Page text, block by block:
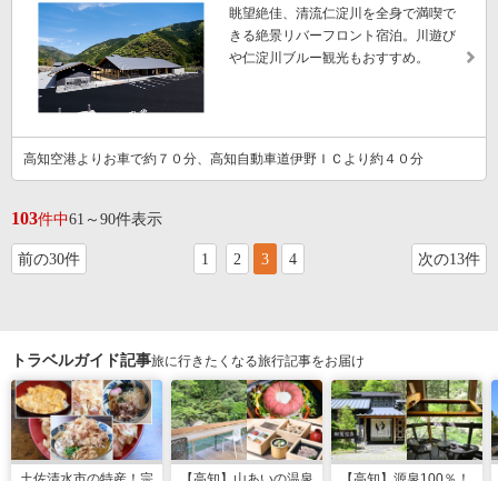
眺望絶佳、清流仁淀川を全身で満喫で
きる絶景リバーフロント宿泊。川遊び
や仁淀川ブルー観光もおすすめ。
高知空港よりお車で約７０分、高知自動車道伊野ＩＣより約４０分
103件中61～90件表示
前の30件 1 2 3 4 次の13件
トラベルガイド記事旅に行きたくなる旅行記事をお届け